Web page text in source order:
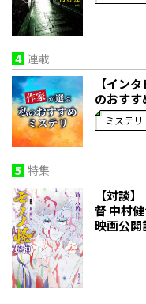
4 連載
【イン
のおす
ミステリ
5 特集
【対談
督 中村
映画公開